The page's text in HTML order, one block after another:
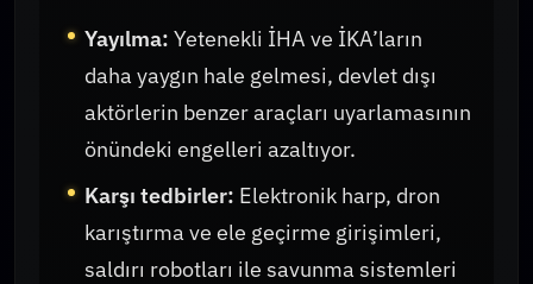
Yayılma: Yetenekli İHA ve İKA’ların
daha yaygın hale gelmesi, devlet dışı
aktörlerin benzer araçları uyarlamasının
önündeki engelleri azaltıyor.
Karşı tedbirler: Elektronik harp, dron
karıştırma ve ele geçirme girişimleri,
saldırı robotları ile savunma sistemleri